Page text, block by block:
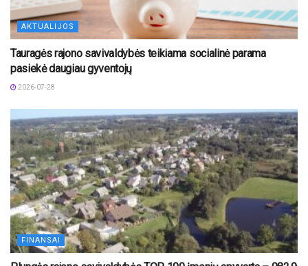
AKTUALIJOS
Tauragės rajono savivaldybės teikiama socialinė parama
pasiekė daugiau gyventojų
2026-07-28
FINANSAI